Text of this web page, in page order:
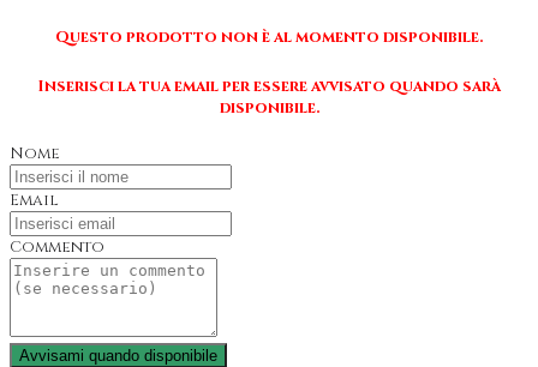
Questo prodotto non è al momento disponibile.
Inserisci la tua email per essere avvisato quando sarà
disponibile.
Nome
Email
Commento
Avvisami quando disponibile